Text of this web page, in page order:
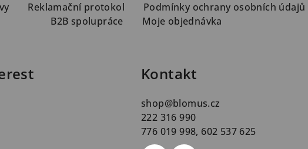
Reklamační protokol Podmínky ochrany osobních údajů
B2B spolupráce
Moje objednávka
Kontakt
shop@blomus.cz
222 316 990
776 019 998, 602 537 625